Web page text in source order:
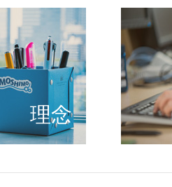
理念
個のチ
もしもが描く未